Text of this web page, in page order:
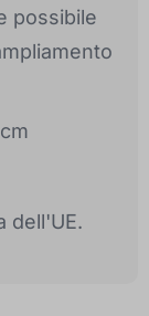
possibile
dell'UE.